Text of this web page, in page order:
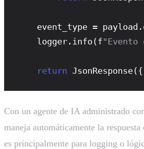
    event_type = payload.
    logger.
info (f"Evento
return JsonResponse({
Con un agente de IA administrado
maneja automáticamente la
es principalmente para logging o